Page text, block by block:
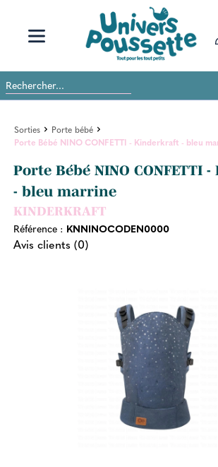
Sorties
Porte bébé
Porte Bébé NINO CONFETTI - Kinderkraft - bleu
Porte Bébé NINO CONFETTI
- bleu marrine
KINDERKRAFT
Référence : KNNINOCODEN0000
Avis clients (0)